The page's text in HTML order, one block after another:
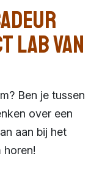
Lab van
Ben je tussen
over een
aan bij het
horen!